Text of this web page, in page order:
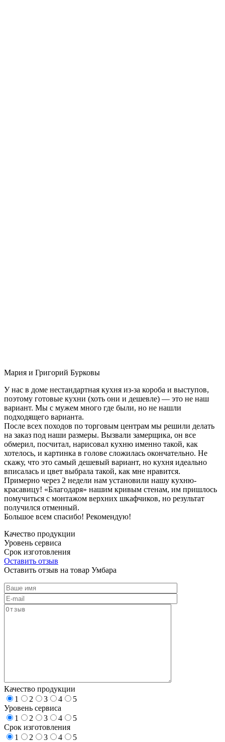
Мария и Григорий Бурковы
У нас в доме нестандартная кухня из-за короба и выступов,
поэтому готовые кухни (хоть они и дешевле) — это не наш
вариант. Мы с мужем много где были, но не нашли
подходящего варианта.
После всех походов по торговым центрам мы решили делать
на заказ под наши размеры. Вызвали замерщика, он все
обмерил, посчитал, нарисовал кухню именно такой, как
хотелось, и картинка в голове сложилась окончательно. Не
скажу, что это самый дешевый вариант, но кухня идеально
вписалась и цвет выбрала такой, как мне нравится.
Примерно через 2 недели нам установили нашу кухню-
красавицу! «Благодаря» нашим кривым стенам, им пришлось
помучиться с монтажом верхних шкафчиков, но результат
получился отменный.
Большое всем спасибо! Рекомендую!
Качество продукции
Уровень сервиса
Срок изготовления
Оставить отзыв
Оставить отзыв на товар Умбара
Качество продукции
1
2 3 4
5
Уровень сервиса
1
2 3 4
5
Срок изготовления
1
2 3 4
5